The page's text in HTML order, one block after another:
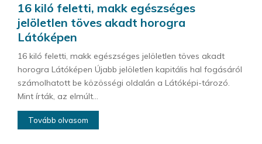
16 kiló feletti, makk egészséges
jelöletlen töves akadt horogra
Látóképen
16 kiló feletti, makk egészséges jelöletlen töves akadt
horogra Látóképen Újabb jelöletlen kapitális hal fogásáról
számolhatott be közösségi oldalán a Látóképi-tározó.
Mint írták, az elmúlt...
Tovább olvasom